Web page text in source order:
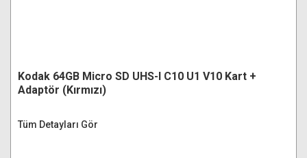
Kodak 64GB Micro SD UHS-I C10 U1 V10 Kart +
Adaptör (Kırmızı)
Tüm Detayları Gör